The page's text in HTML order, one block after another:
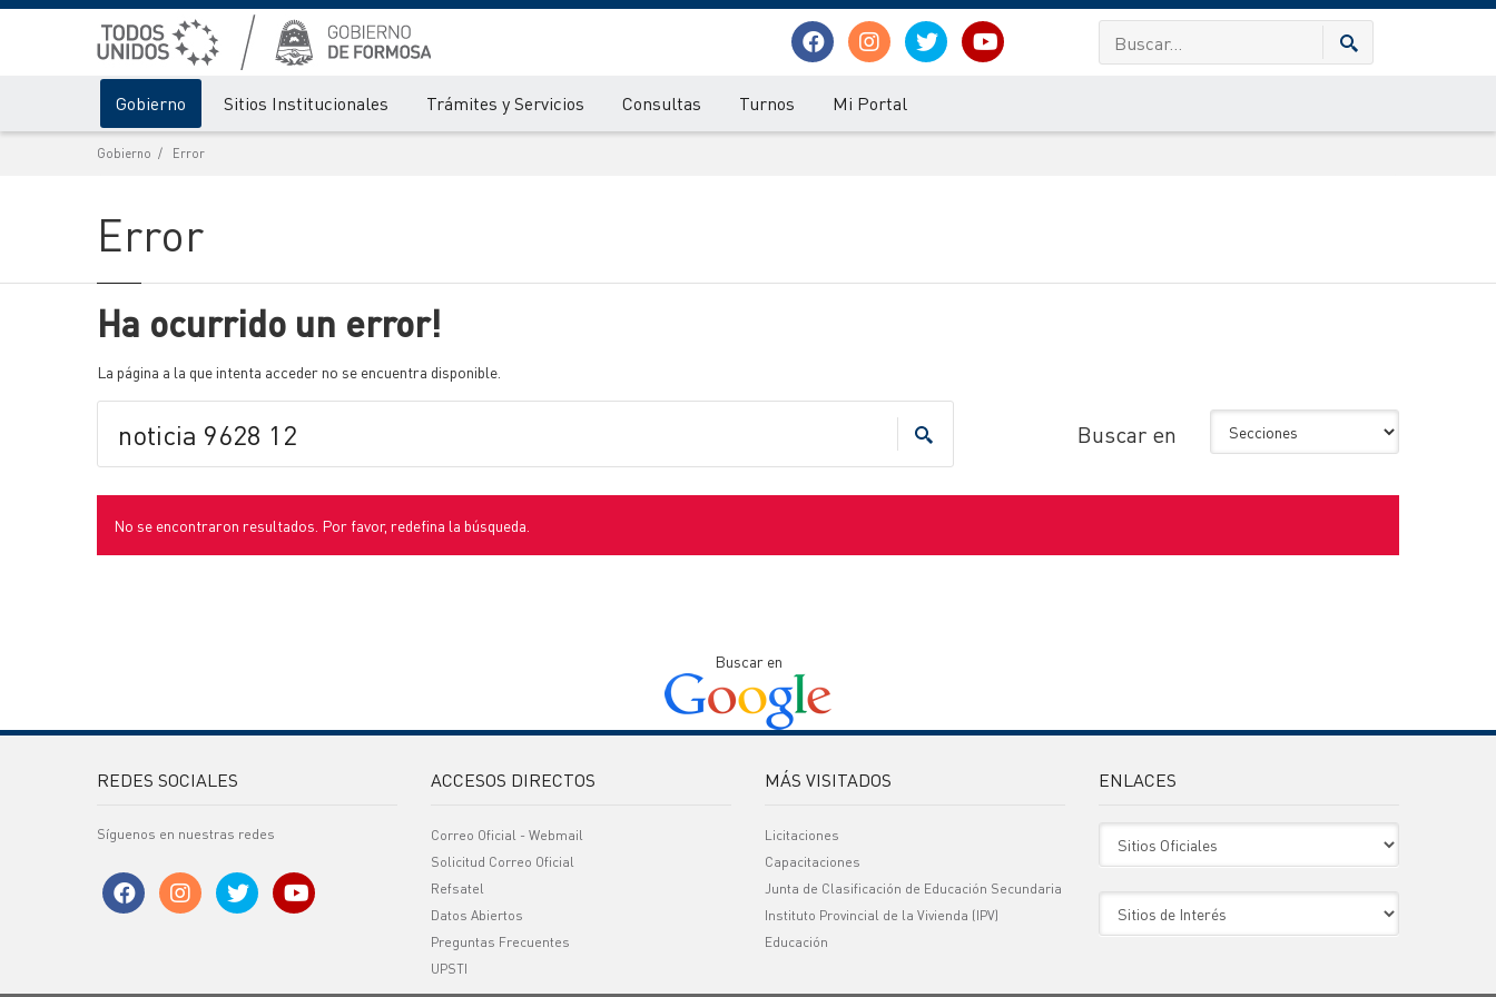
Gobierno Sitios Institucionales Trámites y Servicios Consultas Turnos Mi Portal
Gobierno Error
Error
Ha ocurrido un error!
La página a la que intenta acceder no se encuentra disponible.
Buscar en
No se encontraron resultados. Por favor, redefina la búsqueda.
Buscar en
REDES SOCIALES
Síguenos en nuestras redes
ACCESOS DIRECTOS
Correo Oficial - Webmail
Solicitud Correo Oficial
Refsatel
Datos Abiertos
Preguntas Frecuentes
UPSTI
MÁS VISITADOS
Licitaciones
Capacitaciones
Junta de Clasificación de Educación Secundaria
Instituto Provincial de la Vivienda (IPV)
Educación
ENLACES